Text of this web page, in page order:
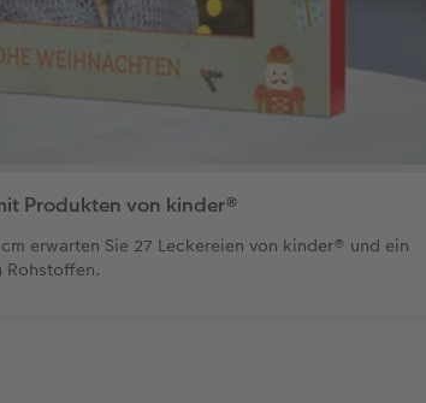
Produkten von kinder®
erwarten Sie 27 Leckereien von kinder® und ein
Rohstoffen.